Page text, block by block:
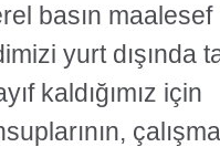
basın maalesef
yurt dışında
kaldığımız